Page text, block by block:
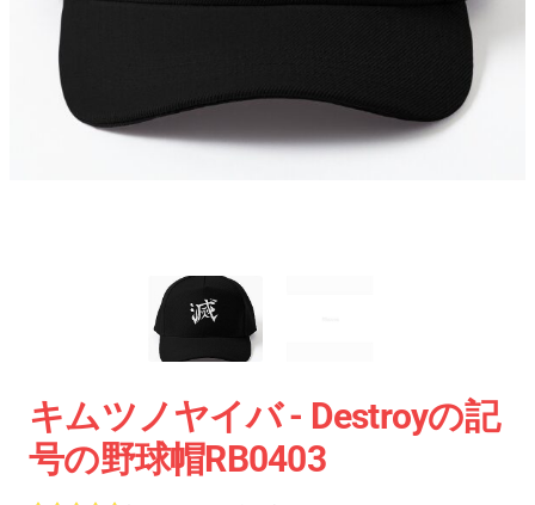
キムツノヤイバ - Destroyの記
号の野球帽RB0403